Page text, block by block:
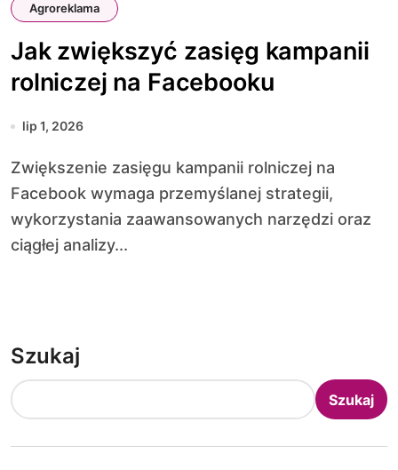
Agroreklama
Jak zwiększyć zasięg kampanii
rolniczej na Facebooku
lip 1, 2026
Zwiększenie zasięgu kampanii rolniczej na
Facebook wymaga przemyślanej strategii,
wykorzystania zaawansowanych narzędzi oraz
ciągłej analizy...
Szukaj
Szukaj